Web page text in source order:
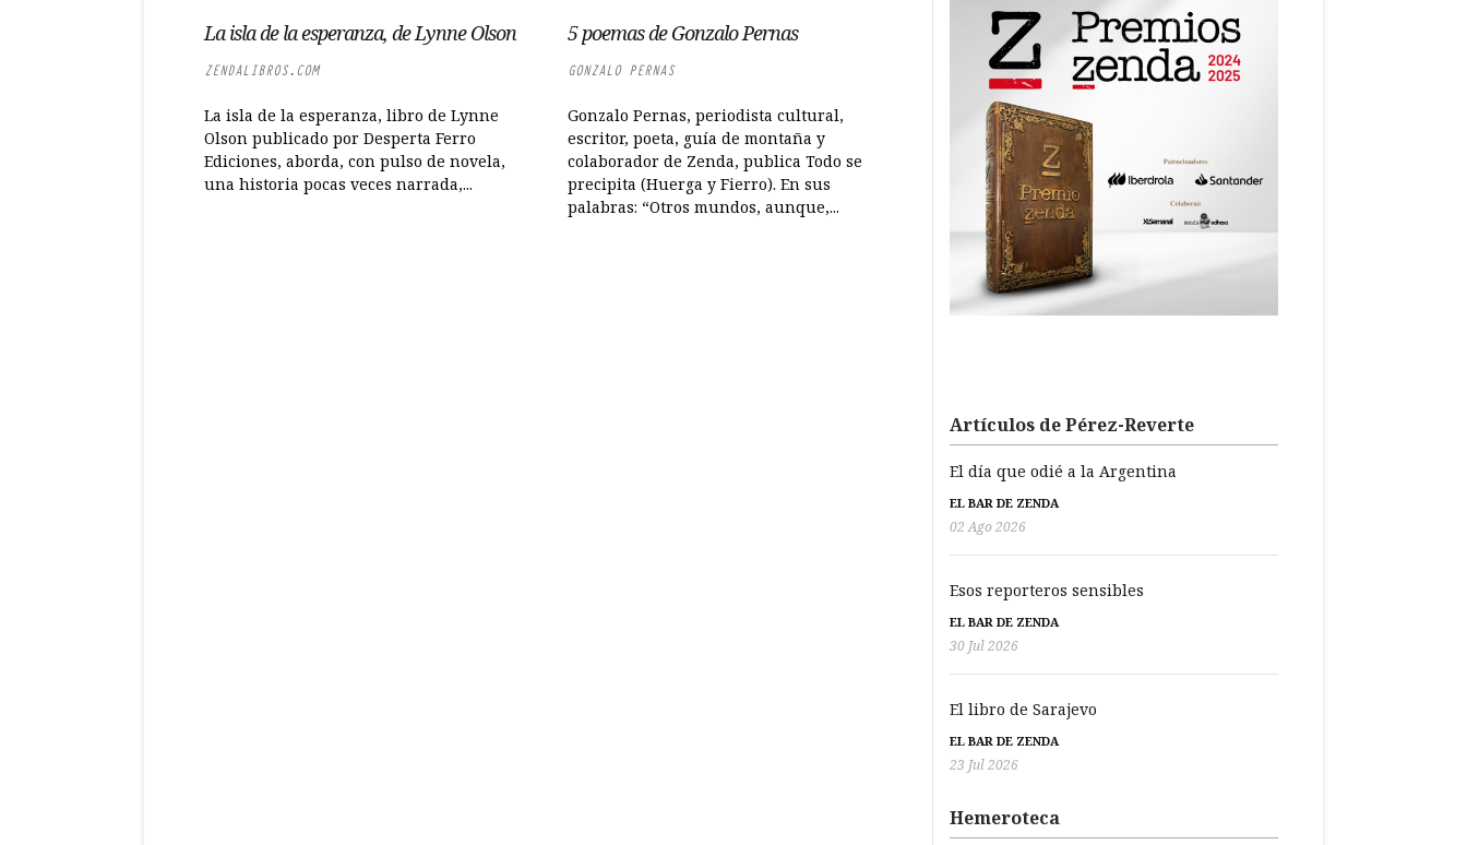
La isla de la esperanza, de Lynne Olson
ZENDALIBROS.COM
La isla de la esperanza, libro de Lynne
Olson publicado por Desperta Ferro
Ediciones, aborda, con pulso de novela,
una historia pocas veces narrada,...
5 poemas de Gonzalo Pernas
GONZALO PERNAS
Gonzalo Pernas, periodista cultural,
escritor, poeta, guía de montaña y
colaborador de Zenda, publica Todo se
precipita (Huerga y Fierro). En sus
palabras: “Otros mundos, aunque,...
Artículos de Pérez-Reverte
El día que odié a la Argentina
EL BAR DE ZENDA
02 Ago 2026
Esos reporteros sensibles
EL BAR DE ZENDA
30 Jul 2026
El libro de Sarajevo
EL BAR DE ZENDA
23 Jul 2026
Hemeroteca